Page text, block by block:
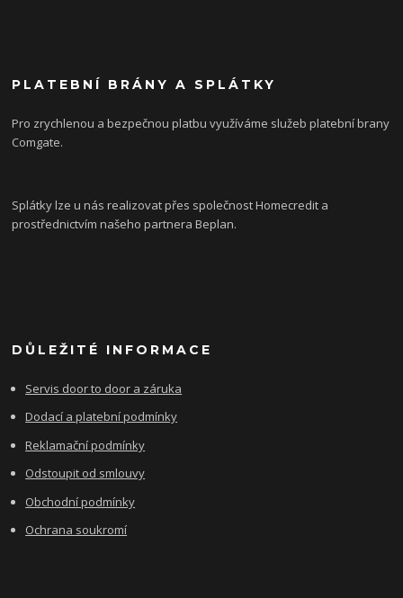
PLATEBNÍ BRÁNY A SPLÁTKY
Pro zrychlenou a bezpečnou platbu využíváme služeb platební brany
Comgate.
Splátky lze u nás realizovat přes společnost Homecredit a
prostřednictvím našeho partnera Beplan.
DŮLEŽITÉ INFORMACE
Servis door to door a záruka
Dodací a platební podmínky
Reklamační podmínky
Odstoupit od smlouvy
Obchodní podmínky
Ochrana soukromí